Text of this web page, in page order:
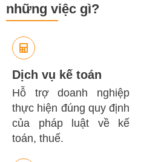
những việc gì?
Dịch vụ kế toán
Hỗ trợ doanh nghiệp
thực hiện đúng quy định
của pháp luật về kế
toán, thuế.